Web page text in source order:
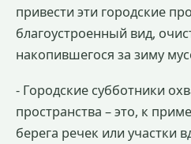
привести эти городские
благоустроенный вид,
накопившегося за зиму
- Городские субботники
пространства – это, к
берега речек или участки